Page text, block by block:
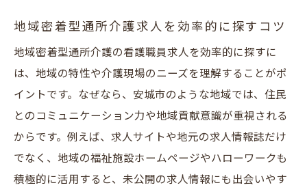
地域密着型通所介護求人を効率的に探すコツ
地域密着型通所介護の看護職員求人を効率的に探すに
は、地域の特性や介護現場のニーズを理解することがポ
イントです。なぜなら、安城市のような地域では、住民
とのコミュニケーション力や地域貢献意識が重視される
からです。例えば、求人サイトや地元の求人情報誌だけ
でなく、地域の福祉施設ホームページやハローワークも
積極的に活用すると、未公開の求人情報にも出会いやす